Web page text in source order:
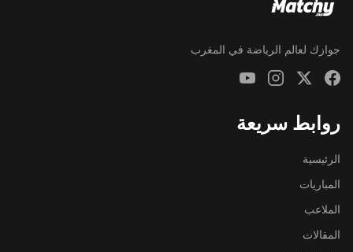
جوازك لعالم الرياضة في المغرب
روابط سريعة
الرئيسية
المباريات
الملاعب
المقالات